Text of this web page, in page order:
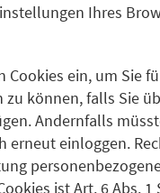
Ihres
Cookies ein, um Sie
zu können, falls Sie
Andernfalls
erneut einloggen.
ist Art. 6 Abs. 1